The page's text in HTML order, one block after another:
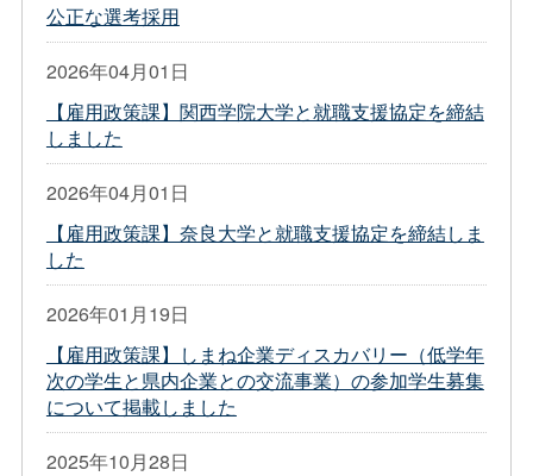
公正な選考採用
2026年04月01日
【雇用政策課】関西学院大学と就職支援協定を締結
しました
2026年04月01日
【雇用政策課】奈良大学と就職支援協定を締結しま
した
2026年01月19日
【雇用政策課】しまね企業ディスカバリー（低学年
次の学生と県内企業との交流事業）の参加学生募集
について掲載しました
2025年10月28日